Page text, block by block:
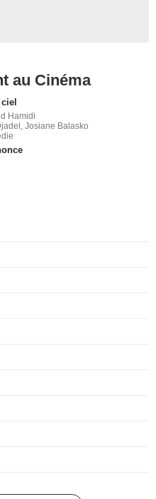
au Cinéma
Hamidi
Josiane Balasko